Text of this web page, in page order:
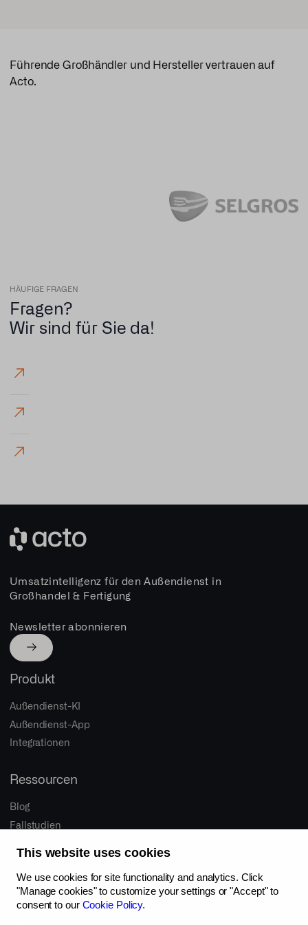
This website uses cookies
We use cookies for site functionality and analytics. Click
"Manage cookies" to customize your settings or "Accept" to
consent to our Cookie Policy.
Führende Großhändler und Hersteller vertrauen auf
Acto.
HÄUFIGE FRAGEN
Fragen?
Wir sind für Sie da!
Umsatzintelligenz für den Außendienst in
Großhandel & Fertigung
Newsletter abonnieren
Produkt
Außendienst-KI
Außendienst-App
Integrationen
Ressourcen
Blog
Fallstudien
Unternehmen
Über uns
Proaktiver Vertrieb